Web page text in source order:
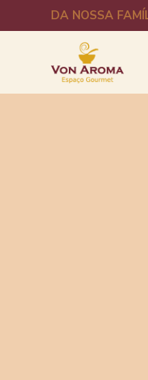
DA NOSSA